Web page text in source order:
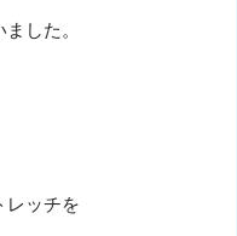
した。
レッチを